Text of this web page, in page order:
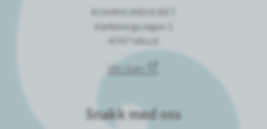
KOMMUNEHUSET
Kjellebergsvegen 1
4747 VALLE
Vis i kart
Snakk med oss